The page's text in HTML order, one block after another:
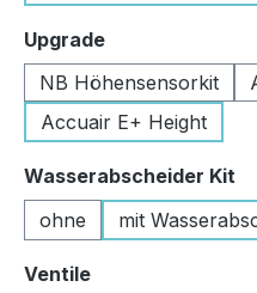
Upgradeauswählen
NB Höhensensorkit
Accuair E+ Height
Wasserabscheider Kit
ohne
mit
Ventileauswählen